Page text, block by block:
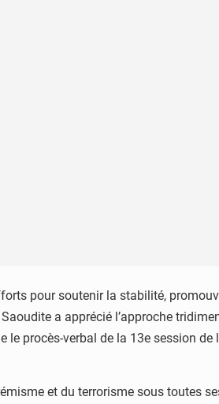
pour soutenir la stabilité,
a apprécié l’approche
procès-verbal de la 13e session
et du terrorisme sous toutes